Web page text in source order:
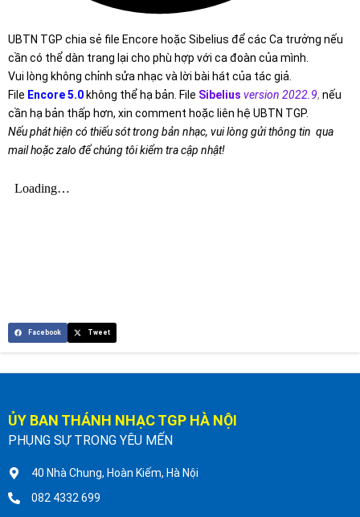
UBTN TGP chia sẻ file Encore hoặc Sibelius để các Ca trưởng nếu
cần có thể dàn trang lại cho phù hợp với ca đoàn của mình.
Vui lòng không chỉnh sửa nhạc và lời bài hát của tác giả.
File Encore 5.0 không thể hạ bản. File Sibelius version 2022.9, nếu
cần hạ bản thấp hơn, xin comment hoặc liên hệ UBTN TGP.
Nếu phát hiện có thiếu sót trong bản nhạc, vui lòng gửi thông tin qua
mail hoặc zalo để chúng tôi kiểm tra cập nhật!
Facebook Tweet
ỦY BAN THÁNH NHẠC TGP HÀ NỘI
PHỤNG SỰ TRONG YÊU MẾN
40 Nhà Chung, Hoàn Kiếm, Hà Nội
082 4332 699